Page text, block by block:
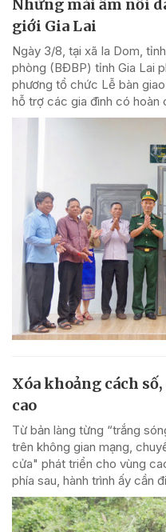
Những mái ấm nối
giới Gia Lai
Ngày 3/8, tại xã Ia Dom,
phòng (BĐBP) tỉnh Gia Lai
phương tổ chức Lễ bàn
hỗ trợ các gia đình có hoàn
Xóa khoảng cách
cao
Từ bản làng từng “trắng
trên không gian mạng,
cửa" phát triển cho vùng
phía sau, hành trình ấy cần